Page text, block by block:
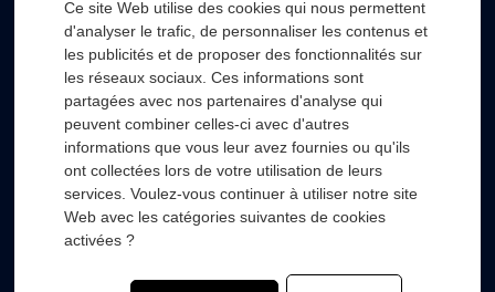
RSL HYDRO +
FOURNISSEURS +
SECTEURS D’ACTIVITÉS
Ce site Web utilise des cookies qui nous permettent
d'analyser le trafic, de personnaliser les contenus et
les publicités et de proposer des fonctionnalités sur
les réseaux sociaux. Ces informations sont
partagées avec nos partenaires d'analyse qui
peuvent combiner celles-ci avec d'autres
informations que vous leur avez fournies ou qu'ils
ont collectées lors de votre utilisation de leurs
services. Voulez-vous continuer à utiliser notre site
Web avec les catégories suivantes de cookies
activées ?